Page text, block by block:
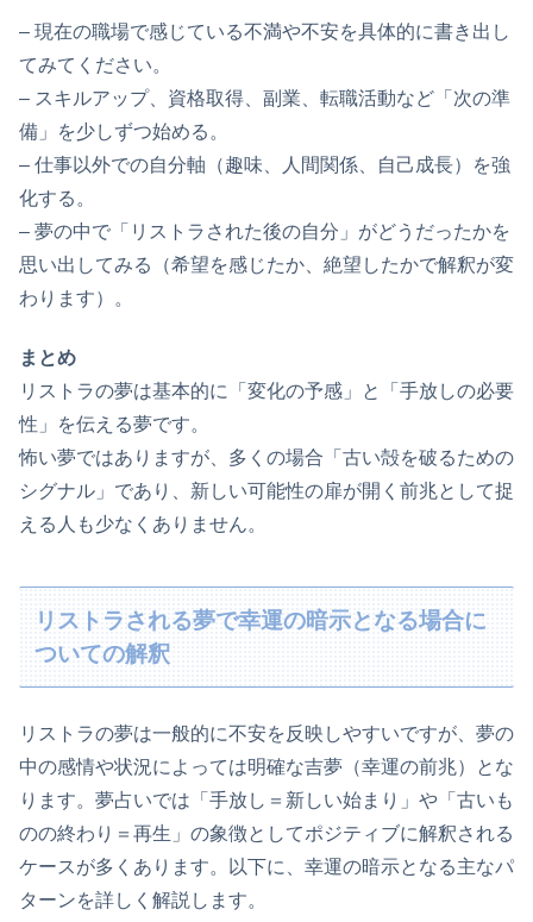
– 現在の職場で感じている不満や不安を具体的に書き出し
てみてください。
– スキルアップ、資格取得、副業、転職活動など「次の準
備」を少しずつ始める。
– 仕事以外での自分軸（趣味、人間関係、自己成長）を強
化する。
– 夢の中で「リストラされた後の自分」がどうだったかを
思い出してみる（希望を感じたか、絶望したかで解釈が変
わります）。
まとめ
リストラの夢は基本的に「変化の予感」と「手放しの必要
性」を伝える夢です。
怖い夢ではありますが、多くの場合「古い殻を破るための
シグナル」であり、新しい可能性の扉が開く前兆として捉
える人も少なくありません。
リストラされる夢で幸運の暗示となる場合に
ついての解釈
リストラの夢は一般的に不安を反映しやすいですが、夢の
中の感情や状況によっては明確な吉夢（幸運の前兆）とな
ります。夢占いでは「手放し＝新しい始まり」や「古いも
のの終わり＝再生」の象徴としてポジティブに解釈される
ケースが多くあります。以下に、幸運の暗示となる主なパ
ターンを詳しく解説します。